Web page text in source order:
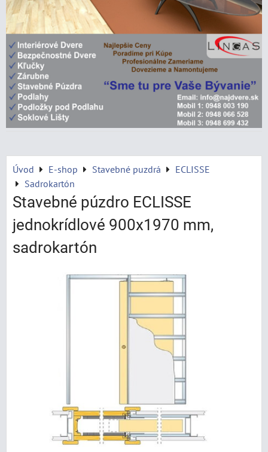
Úvod E-shop Stavebné puzdrá
ECLISSE
Sadrokartón
Stavebné púzdro ECLISSE
jednokrídlové 900x1970 mm,
sadrokartón